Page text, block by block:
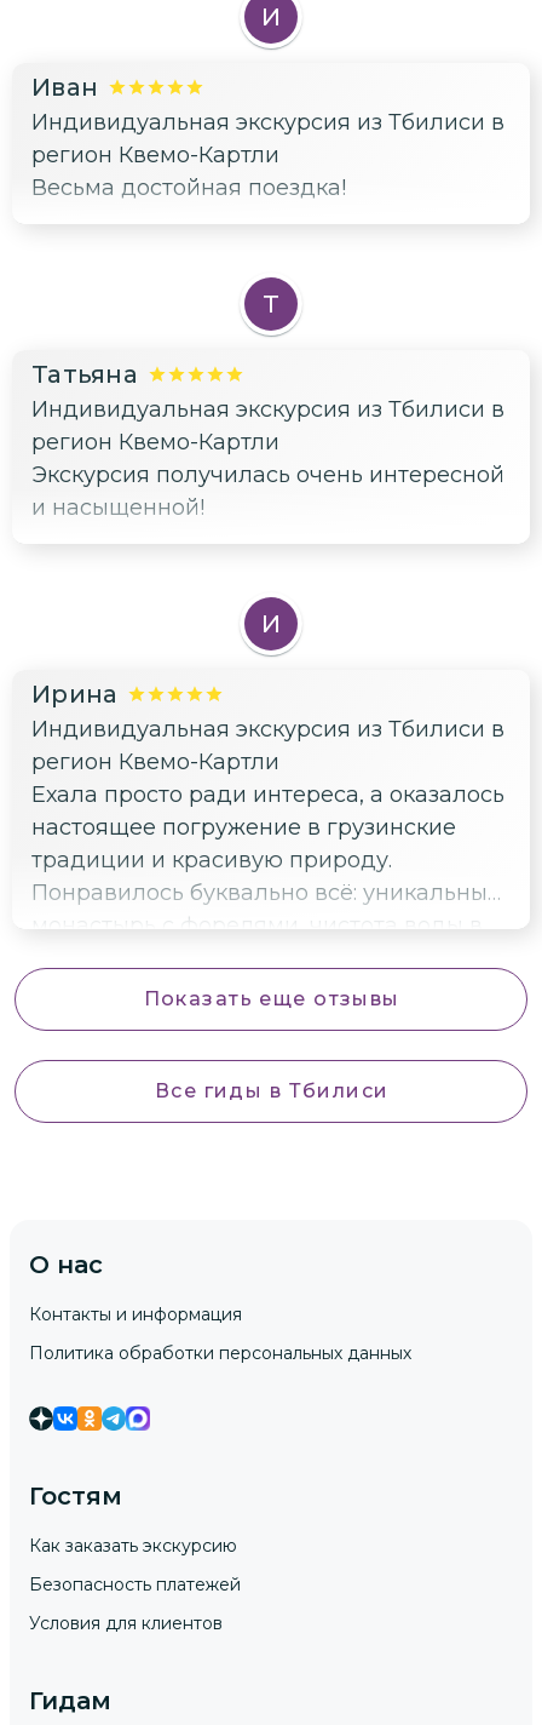
И
Иван
Индивидуальная экскурсия из Тбилиси в
регион Квемо-Картли
Весьма достойная поездка!
Т
Татьяна
Индивидуальная экскурсия из Тбилиси в
регион Квемо-Картли
Экскурсия получилась очень интересной
и насыщенной!
И
Ирина
Индивидуальная экскурсия из Тбилиси в
регион Квемо-Картли
Ехала просто ради интереса, а оказалось
настоящее погружение в грузинские
традиции и красивую природу.
Понравилось буквально всё: уникальный
монастырь с форелями, чистота воды в
волшебный стеклянный мост в каньоне
Дашбаши. Буду вспоминать эту
экскурсию долго-долго!
Показать еще отзывы
Все гиды в Тбилиси
О нас
Контакты и информация
Политика обработки персональных данных
Гостям
Как заказать экскурсию
Безопасность платежей
Условия для клиентов
Гидам